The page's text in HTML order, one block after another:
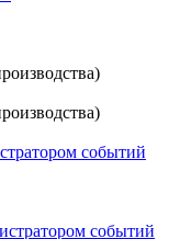
событий
событий